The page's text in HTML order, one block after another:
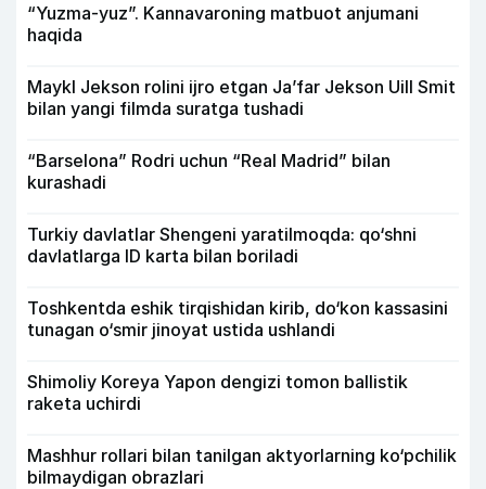
“Yuzma-yuz”. Kannavaroning matbuot anjumani
haqida
Maykl Jekson rolini ijro etgan Ja’far Jekson Uill Smit
bilan yangi filmda suratga tushadi
“Barselona” Rodri uchun “Real Madrid” bilan
kurashadi
Turkiy davlatlar Shengeni yaratilmoqda: qo‘shni
davlatlarga ID karta bilan boriladi
Toshkentda eshik tirqishidan kirib, do‘kon kassasini
tunagan o‘smir jinoyat ustida ushlandi
Shimoliy Koreya Yapon dengizi tomon ballistik
raketa uchirdi
Mashhur rollari bilan tanilgan aktyorlarning ko‘pchilik
bilmaydigan obrazlari